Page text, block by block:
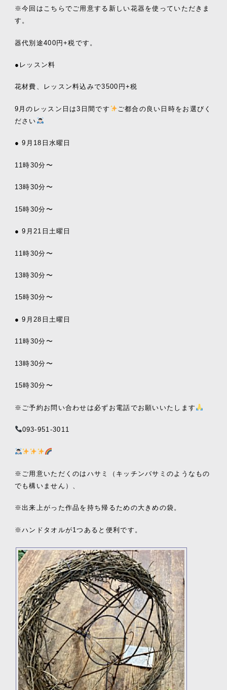
※今回はこちらでご用意する新しい花器を使っていただきま
す。
器代別途400円+税です。
●レッスン料
花材費、レッスン料込みで3500円+税
9月のレッスン日は3日間です
ご都合の良い日時をお選びく
ださい
● 9月18日水曜日
11時30分〜
13時30分〜
15時30分〜
● 9月21日土曜日
11時30分〜
13時30分〜
15時30分〜
● 9月28日土曜日
11時30分〜
13時30分〜
15時30分〜
※ご予約お問い合わせは必ずお電話でお願いいたします
093-951-3011
※ご用意いただくのはハサミ（キッチンバサミのようなもの
でも構いません）、
※出来上がった作品を持ち帰るための大きめの袋。
※ハンドタオルが1つあると便利です。